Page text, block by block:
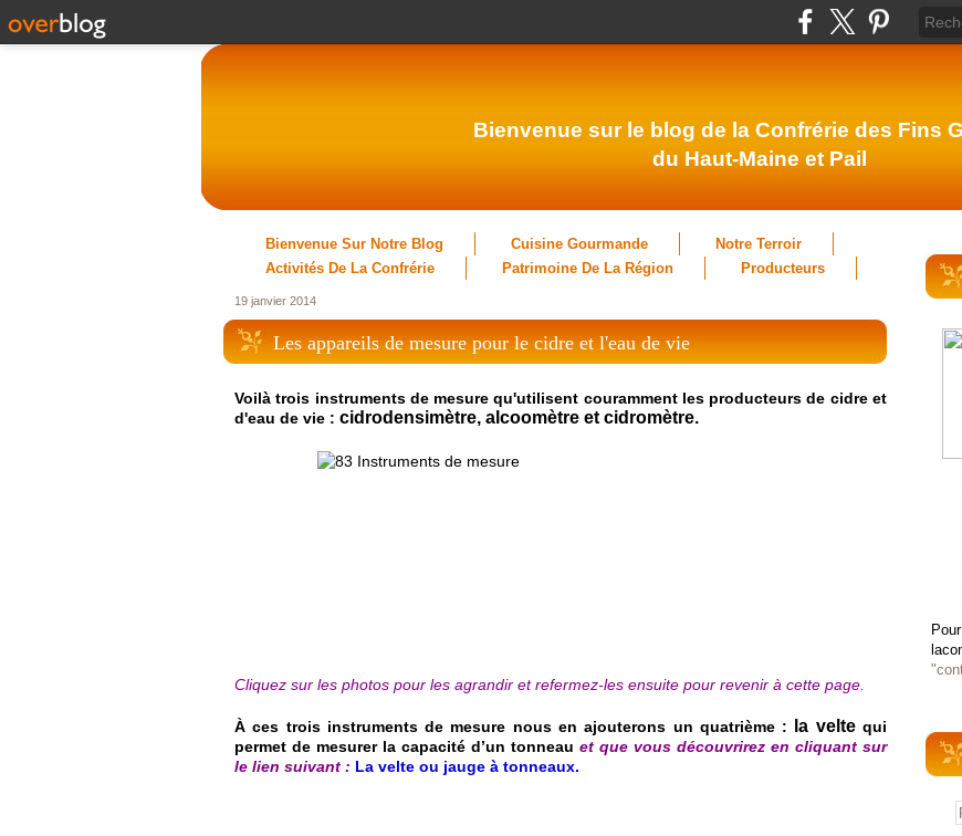
Bienvenue sur le blog de la Confrérie des Fins
du Haut-Maine et Pail
Bienvenue Sur Notre Blog Cuisine Gourmande
Notre Terroir
Activités De La Confrérie
Patrimoine De La Région Producteurs
19 janvier 2014
Les appareils de mesure pour le cidre et l'eau de vie
Voilà trois instruments de mesure qu'utilisent couramment les producteurs de cidre et
d'eau de vie : cidrodensimètre, alcoomètre et cidromètre.
Cliquez sur les photos pour les agrandir et refermez-les ensuite pour revenir à cette page.
À ces trois instruments de mesure nous en ajouterons un quatrième : la veltequi
permet de mesurer la capacité d’un tonneau et que vous découvrirez en cliquant sur
le lien suivant : La velte ou jauge à tonneaux.